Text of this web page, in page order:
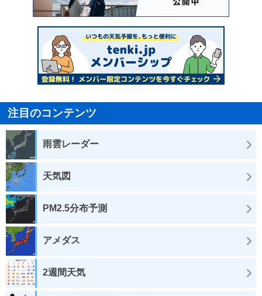
注目のコンテンツ
雨雲レーダー
天気図
PM2.5分布予測
アメダス
2週間天気